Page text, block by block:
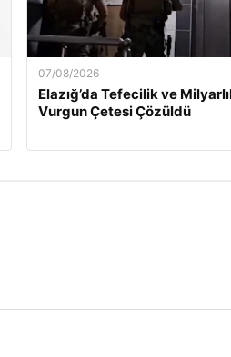
07/08/2026
Elazığ’da Tefecilik ve
Vurgun Çetesi Çözüldü